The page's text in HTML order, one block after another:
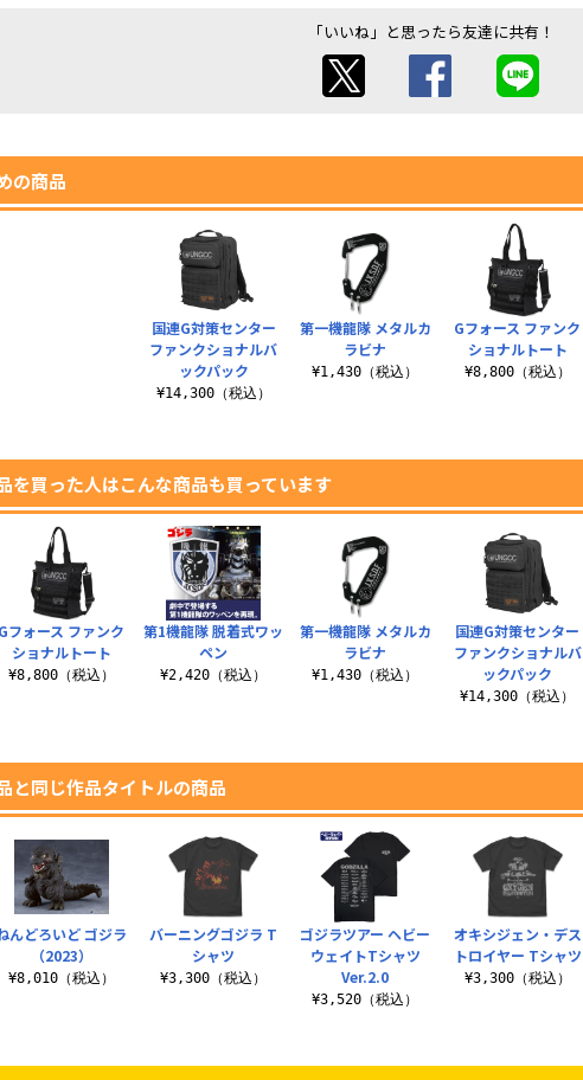
「いいね」と思ったら友達に共有！
の商品
第一機龍隊 メタルカ
ラビナ
¥1,430（税込）
Gフォース ファンク
ショナルトート
¥8,800（税込）
国連G対策センター
ファンクショナルバ
ックパック
¥14,300（税込）
を買った人はこんな商品も買っています
第一機龍隊 メタルカ
ラビナ
¥1,430（税込）
国連G対策センター
ファンクショナルバ
ックパック
¥14,300（税込）
Gフォース ファンク
ショナルトート
¥8,800（税込）
第1機龍隊 脱着式ワッ
ペン
¥2,420（税込）
と同じ作品タイトルの商品
ゴジラツアー ヘビー
ウェイトTシャツ
Ver.2.0
¥3,520（税込）
オキシジェン・デス
トロイヤー Tシャツ
¥3,300（税込）
んどろいど ゴジラ
（2023）
¥8,010（税込）
バーニングゴジラ T
シャツ
¥3,300（税込）